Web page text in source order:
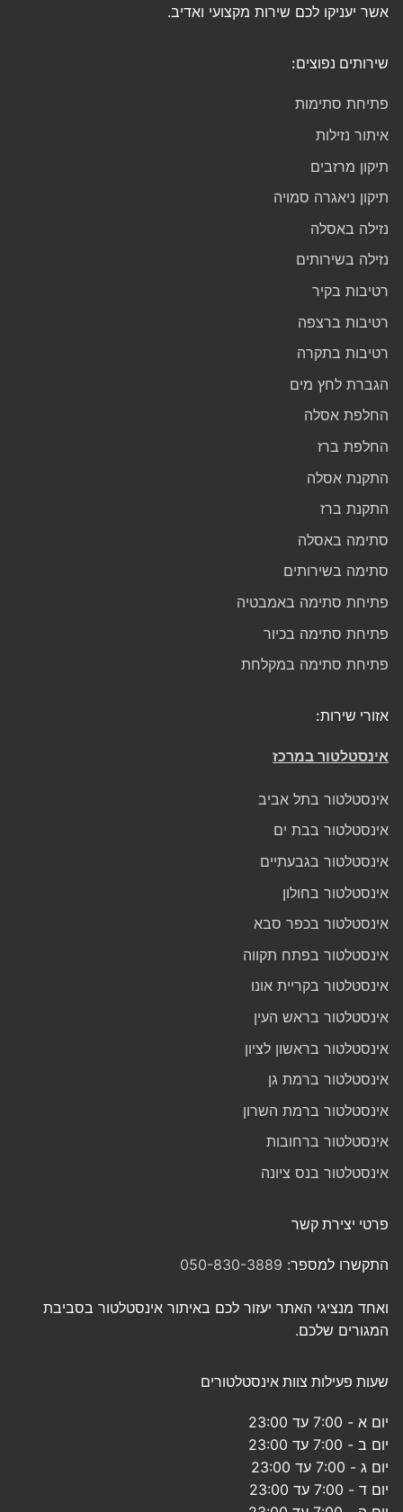
אשר יעניקו לכם שירות מקצועי ואדיב.
שירותים נפוצים:
פתיחת סתימות
איתור נזילות
תיקון מרזבים
תיקון ניאגרה סמויה
נזילה באסלה
נזילה בשירותים
רטיבות בקיר
רטיבות ברצפה
רטיבות בתקרה
הגברת לחץ מים
החלפת אסלה
החלפת ברז
התקנת אסלה
התקנת ברז
סתימה באסלה
סתימה בשירותים
פתיחת סתימה באמבטיה
פתיחת סתימה בכיור
פתיחת סתימה במקלחת
אזורי שירות:
אינסטלטור במרכז
אינסטלטור בתל אביב
אינסטלטור בבת ים
אינסטלטור בגבעתיים
אינסטלטור בחולון
אינסטלטור בכפר סבא
אינסטלטור בפתח תקווה
אינסטלטור בקריית אונו
אינסטלטור בראש העין
אינסטלטור בראשון לציון
אינסטלטור ברמת גן
אינסטלטור ברמת השרון
אינסטלטור ברחובות
אינסטלטור בנס ציונה
פרטי יצירת קשר
התקשרו למספר: 050-830-3889
ואחד מנציגי האתר יעזור לכם באיתור אינסטלטור בסביבת
המגורים שלכם.
שעות פעילות צוות אינסטלטורים
יום א - 7:00 עד 23:00
יום ב - 7:00 עד 23:00
יום ג - 7:00 עד 23:00
יום ד - 7:00 עד 23:00